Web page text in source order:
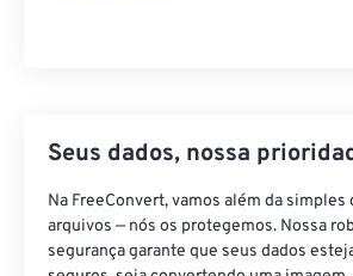
Seus dados, nossa
Na FreeConvert, vamos além da simples
arquivos — nós os protegemos. Nossa
segurança garante que seus dados